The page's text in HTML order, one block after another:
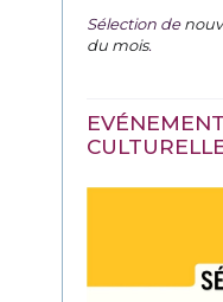
Sélection de
du mois.